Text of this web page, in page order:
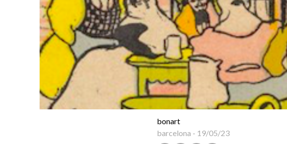
bonart
barcelona - 19/05/23